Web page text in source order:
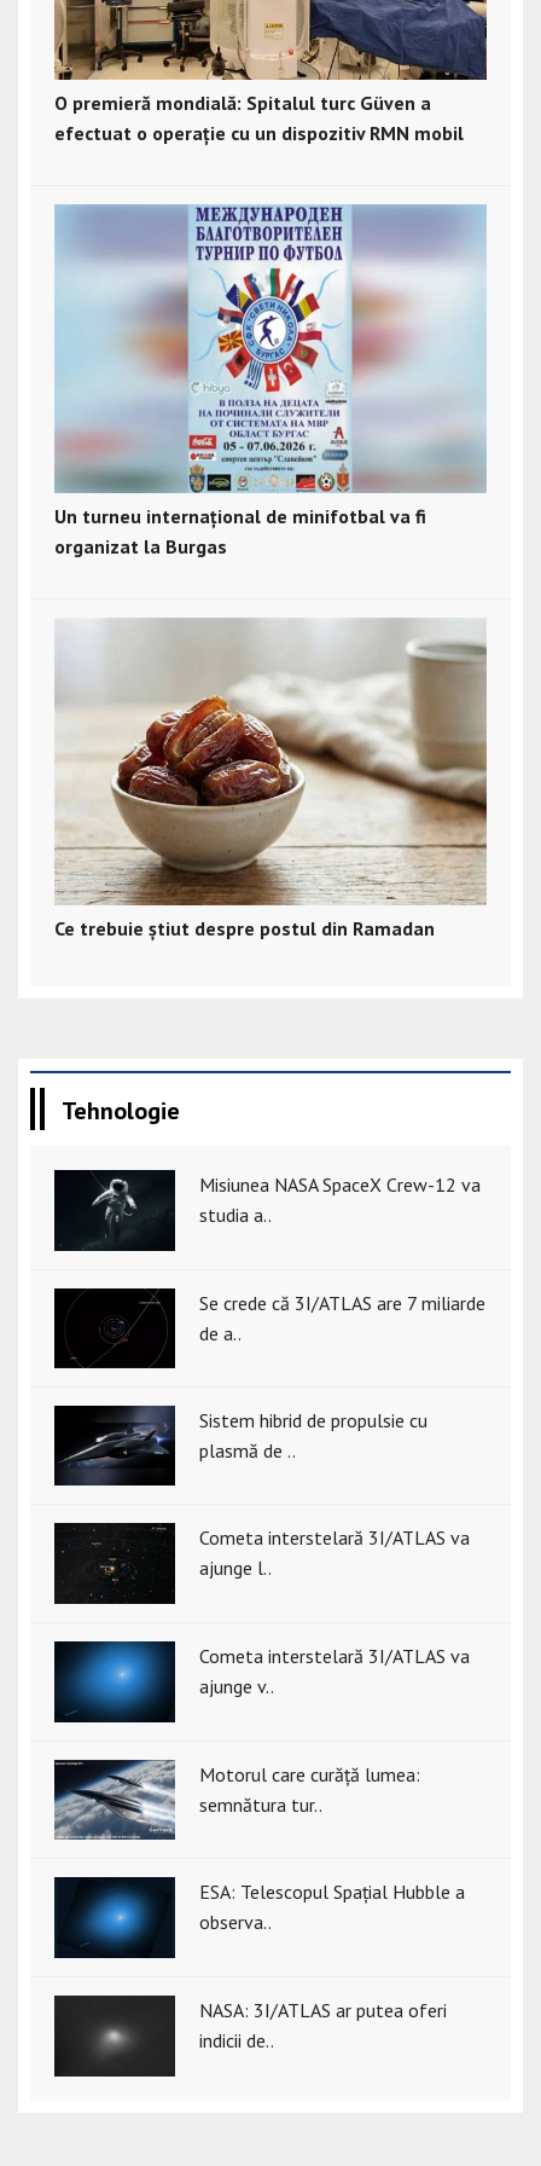
O premieră mondială: Spitalul turc Güven a
efectuat o operație cu un dispozitiv RMN mobil
Un turneu internațional de minifotbal va fi
organizat la Burgas
Ce trebuie știut despre postul din Ramadan
Tehnologie
Misiunea NASA SpaceX Crew-12 va
studia a..
Se crede că 3I/ATLAS are 7 miliarde
de a..
Sistem hibrid de propulsie cu
plasmă de ..
Cometa interstelară 3I/ATLAS va
ajunge l..
Cometa interstelară 3I/ATLAS va
ajunge v..
Motorul care curăță lumea:
semnătura tur..
ESA: Telescopul Spațial Hubble a
observa..
NASA: 3I/ATLAS ar putea oferi
indicii de..